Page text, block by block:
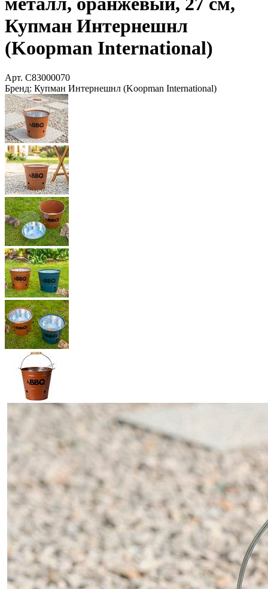
Купман Интернешнл
(Koopman International)
Арт. C83000070
Бренд: Купман Интернешнл (Koopman International)